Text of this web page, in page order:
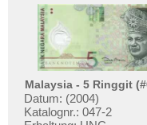
Malaysia - 5 Ringgit
Datum: (2004)
Katalognr.: 047-2